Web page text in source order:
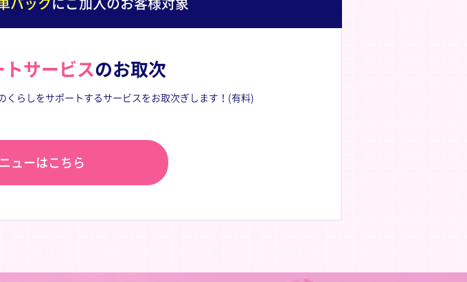
パック にご加入のお客様対象
サービスのお取次
くらしをサポートするサービスをお取次ぎします！(有料)
ューはこちら